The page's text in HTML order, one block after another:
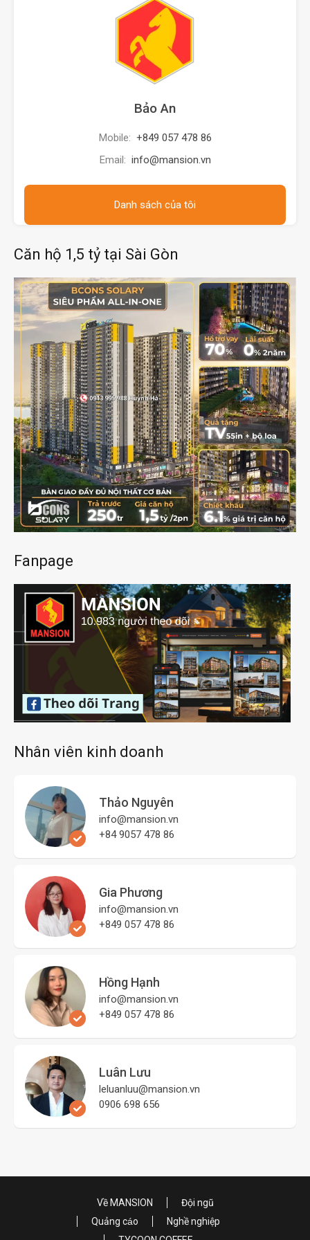
Bảo An
Mobile: +849 057 478 86
Email: info@mansion.vn
Danh sách của tôi
Căn hộ 1,5 tỷ tại Sài Gòn
Fanpage
Nhân viên kinh doanh
Thảo Nguyên
info@mansion.vn
+84 9057 478 86
Gia Phương
info@mansion.vn
+849 057 478 86
Hồng Hạnh
info@mansion.vn
+849 057 478 86
Luân Lưu
leluanluu@mansion.vn
0906 698 656
Về MANSION
Đội ngũ
Quảng cáo
Nghề nghiệp